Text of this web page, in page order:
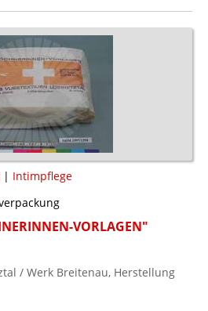
| Intimpflege
VORLAGEN"
/ Werk Breitenau, Herstellung